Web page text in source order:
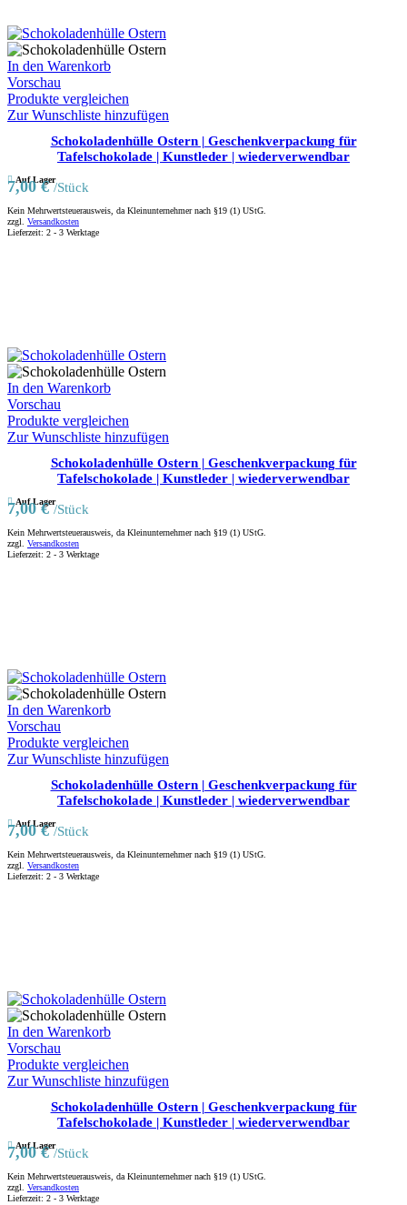
In den Warenkorb
Vorschau
Produkte vergleichen
Zur Wunschliste hinzufügen
Schokoladenhülle Ostern | Geschenkverpackung für
Tafelschokolade | Kunstleder | wiederverwendbar
Auf Lager
7,00€ /Stück
Kein Mehrwertsteuerausweis, da Kleinunternehmer nach §19 (1) UStG.
zzgl. Versandkosten
Lieferzeit: 2 - 3 Werktage
In den Warenkorb
Vorschau
Produkte vergleichen
Zur Wunschliste hinzufügen
Schokoladenhülle Ostern | Geschenkverpackung für
Tafelschokolade | Kunstleder | wiederverwendbar
Auf Lager
7,00€ /Stück
Kein Mehrwertsteuerausweis, da Kleinunternehmer nach §19 (1) UStG.
zzgl. Versandkosten
Lieferzeit: 2 - 3 Werktage
In den Warenkorb
Vorschau
Produkte vergleichen
Zur Wunschliste hinzufügen
Schokoladenhülle Ostern | Geschenkverpackung für
Tafelschokolade | Kunstleder | wiederverwendbar
Auf Lager
7,00€ /Stück
Kein Mehrwertsteuerausweis, da Kleinunternehmer nach §19 (1) UStG.
zzgl. Versandkosten
Lieferzeit: 2 - 3 Werktage
In den Warenkorb
Vorschau
Produkte vergleichen
Zur Wunschliste hinzufügen
Schokoladenhülle Ostern | Geschenkverpackung für
Tafelschokolade | Kunstleder | wiederverwendbar
Auf Lager
7,00€ /Stück
Kein Mehrwertsteuerausweis, da Kleinunternehmer nach §19 (1) UStG.
zzgl. Versandkosten
Lieferzeit: 2 - 3 Werktage